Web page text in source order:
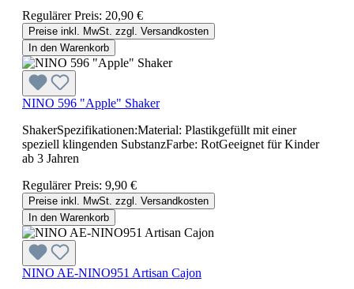
Regulärer Preis: 20,90 €
Preise inkl. MwSt. zzgl. Versandkosten
In den Warenkorb
NINO 596 "Apple" Shaker
ShakerSpezifikationen:Material: Plastikgefüllt mit einer
speziell klingenden SubstanzFarbe: RotGeeignet für Kinder
ab 3 Jahren
Regulärer Preis: 9,90 €
Preise inkl. MwSt. zzgl. Versandkosten
In den Warenkorb
NINO AE-NINO951 Artisan Cajon